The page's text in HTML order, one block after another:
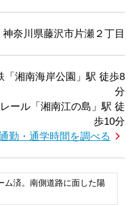
神奈川県藤沢市片瀬２丁目
「湘南海岸公園」駅 徒歩8
分
ール「湘南江の島」駅 徒
歩10分
勤・通学時間を調べる
ム済。南側道路に面した陽